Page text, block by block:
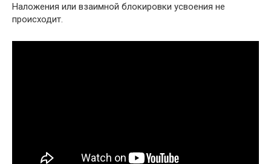
Наложения или взаимной блокировки усвоения не
происходит.